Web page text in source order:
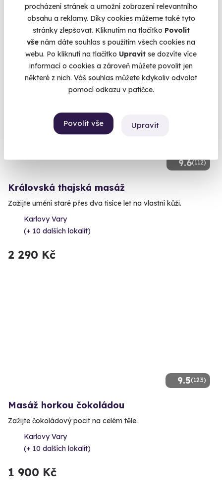
procházení stránek a umožní zobrazení relevantního
obsahu a reklamy. Díky cookies můžeme také tyto
stránky zlepšovat. Kliknutím na tlačítko Povolit
vše nám dáte souhlas s použitím všech cookies na
webu. Po kliknutí na tlačítko Upravit se dozvíte více
informací o cookies a zároveň můžete povolit jen
některé z nich. Váš souhlas můžete kdykoliv odvolat
pomocí odkazu v patičce.
Povolit vše Upravit
(+ 10 dalších lokalit)
1 840 Kč
9.6(112)
Královská thajská masáž
Zažijte umění staré přes dva tisíce let na vlastní kůži.
Karlovy Vary
(+ 10 dalších lokalit)
2 290 Kč
9.5(123)
Masáž horkou čokoládou
Zažijte čokoládový pocit na celém těle.
Karlovy Vary
(+ 10 dalších lokalit)
1 900 Kč